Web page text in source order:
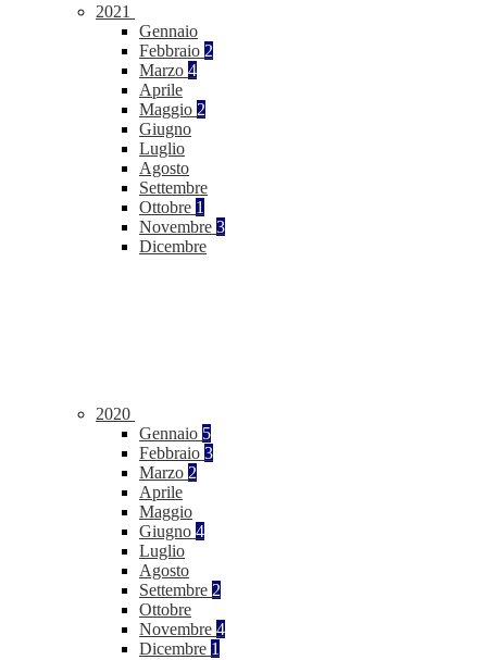
2021
Gennaio
Febbraio 2
Marzo 4
Aprile
Maggio 2
Giugno
Luglio
Agosto
Settembre
Ottobre 1
Novembre 3
Dicembre
2020
Gennaio 5
Febbraio 3
Marzo 2
Aprile
Maggio
Giugno 4
Luglio
Agosto
Settembre 2
Ottobre
Novembre 4
Dicembre 1